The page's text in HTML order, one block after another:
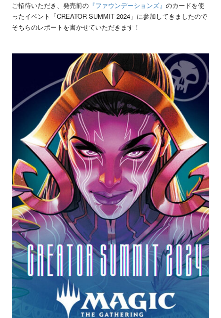
ご招待いただき、発売前の 『ファウンデーションズ』 のカードを使
ったイベント「CREATOR SUMMIT 2024」に参加してきましたので
そちらのレポートを書かせていただきます！